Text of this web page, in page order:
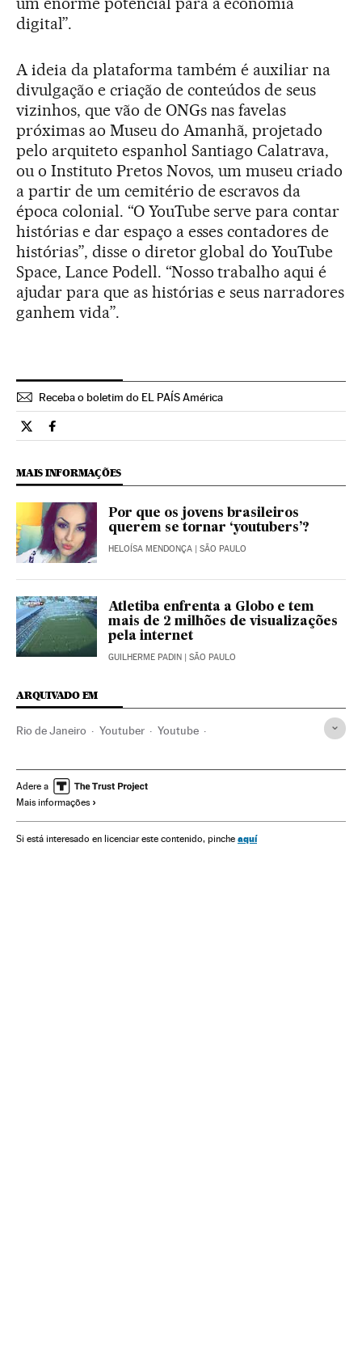
digital”.
A ideia da plataforma também é auxiliar na
divulgação e criação de conteúdos de seus
vizinhos, que vão de ONGs nas favelas
próximas ao Museu do Amanhã, projetado
pelo arquiteto espanhol Santiago Calatrava,
ou o Instituto Pretos Novos, um museu criado
a partir de um cemitério de escravos da
época colonial. “O YouTube serve para contar
histórias e dar espaço a esses contadores de
histórias”, disse o diretor global do YouTube
Space, Lance Podell. “Nosso trabalho aqui é
ajudar para que as histórias e seus narradores
ganhem vida”.
Receba o boletim do EL PAÍS América
Tecnologia El País Brasil en Twitter
Tecnologia El País Brasil en Facebook
MAIS INFORMAÇÕES
Por que os jovens brasileiros
querem se tornar ‘youtubers’?
HELOÍSA MENDONÇA | SÃO PAULO
Atletiba enfrenta a Globo e tem
mais de 2 milhões de visualizações
pela internet
GUILHERME PADIN | SÃO PAULO
ARQUIVADO EM
Rio de Janeiro Youtuber Youtube
Alphabet Brasil América do Sul
América Empresas
Redes sociais Cibernautas Internet
Adere a
Mais informações
Si está interesado en licenciar este contenido, pinche aquí